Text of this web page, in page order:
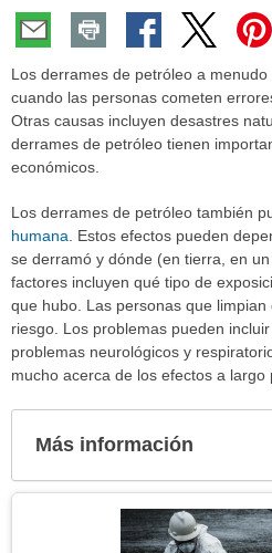
Los derrames de petróleo a
cuando las personas cometen
Otras causas incluyen desastres
derrames de petróleo tienen
económicos.
Los derrames de petróleo también
humana . Estos efectos pueden
se derramó y dónde (en tierra, en
factores incluyen qué tipo de
que hubo. Las personas que
riesgo. Los problemas pueden
problemas neurológicos y
mucho acerca de los efectos a largo
Más información